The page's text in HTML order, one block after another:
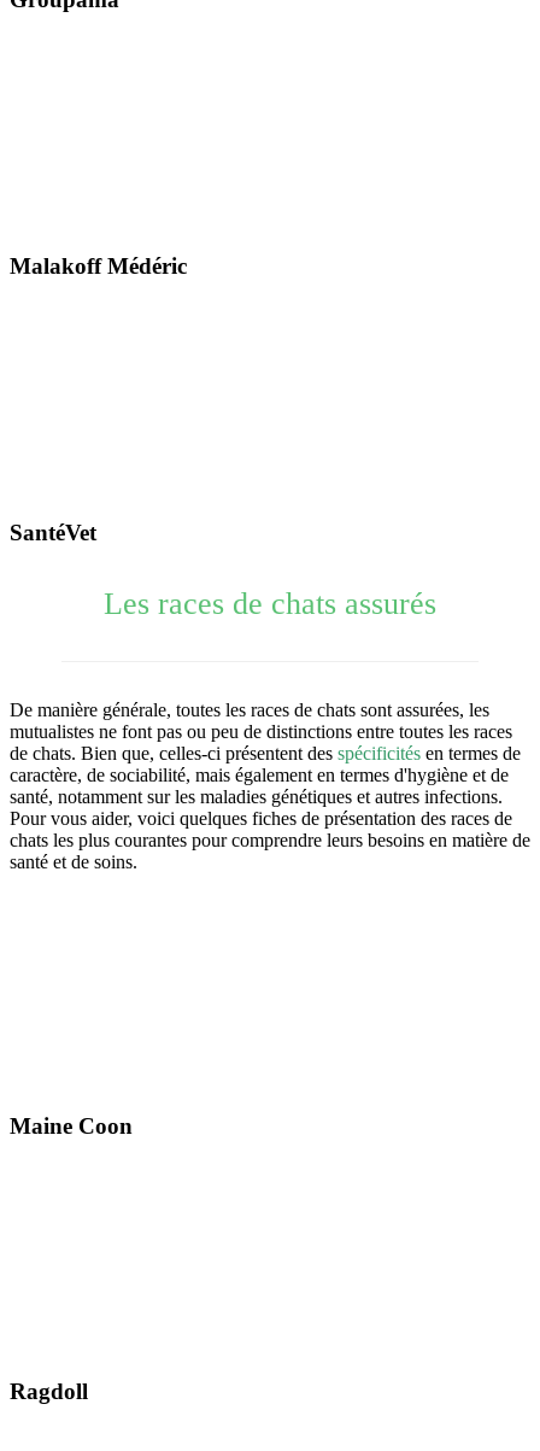
Malakoff Médéric
SantéVet
Les races de chats assurés
De manière générale, toutes les races de chats sont assurées, les
mutualistes ne font pas ou peu de distinctions entre toutes les races
de chats. Bien que, celles-ci présentent des spécificités en termes de
caractère, de sociabilité, mais également en termes d'hygiène et de
santé, notamment sur les maladies génétiques et autres infections.
Pour vous aider, voici quelques fiches de présentation des races de
chats les plus courantes pour comprendre leurs besoins en matière de
santé et de soins.
Maine Coon
Ragdoll